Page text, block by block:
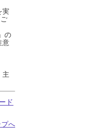
実
の
意
主
ド
プへ